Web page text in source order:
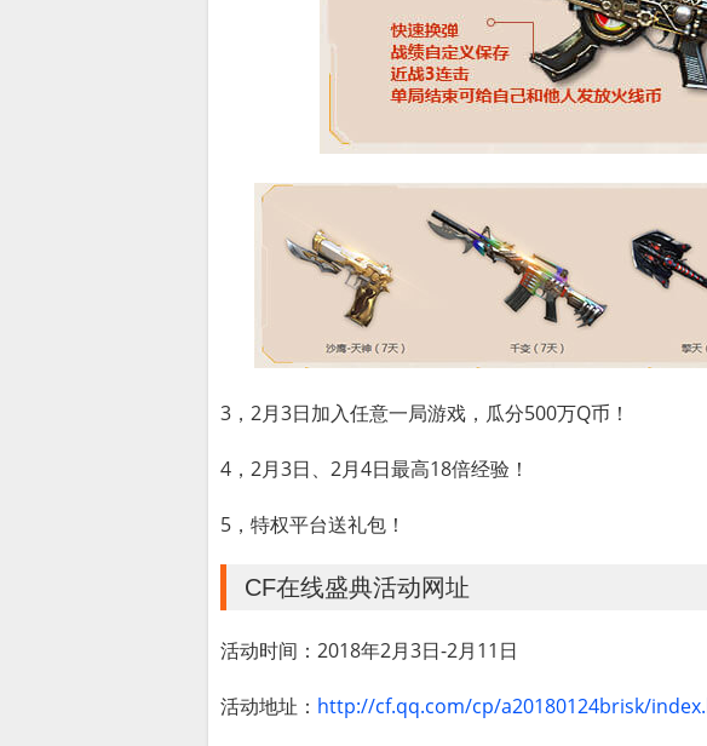
3， 2月3日加入任意一局游戏，瓜分500万Q币！
4，2月3日、2月4日最高18倍经验！
5，特权平台送礼包！
CF在线盛典活动网址
活动时间：2018年2月3日-2月11日
活动地址： http://cf.qq.com/cp/a20180124brisk/